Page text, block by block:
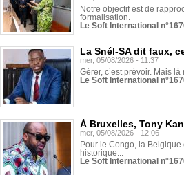
Notre objectif est de
formalisation.
Le Soft International
La Snél-SA dit faux,
mer, 05/08/2026 - 11:37
Gérer, c’est prévoir. Mais
Le Soft International
À Bruxelles, Tony
mer, 05/08/2026 - 12:06
Pour le Congo, la
historique...
Le Soft International